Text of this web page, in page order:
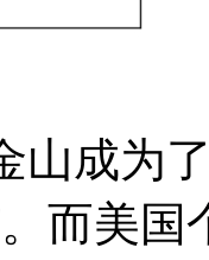
山成为
而美国